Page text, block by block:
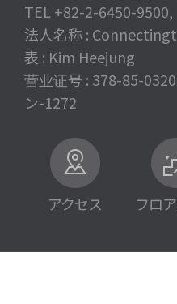
TEL +82-2-6450-
法人名称 :
表 : Kim Heejung
营业证号 : 378-85-
ン-1272
アクセス フロ